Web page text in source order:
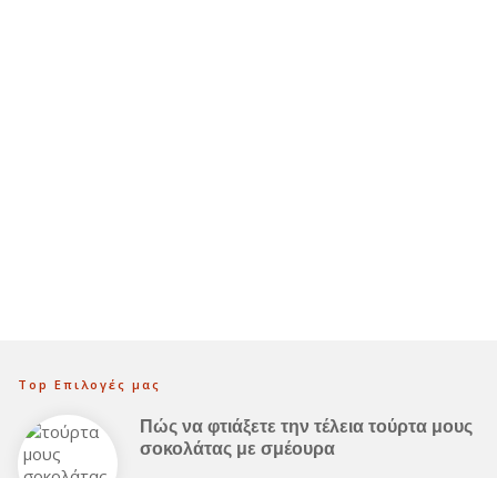
Top Επιλογές μας
Πώς να φτιάξετε την τέλεια τούρτα μους
σοκολάτας με σμέουρα